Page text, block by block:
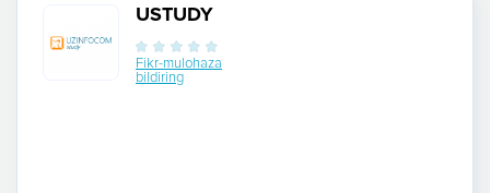
USTUDY
Fikr-mulohaza
bildiring